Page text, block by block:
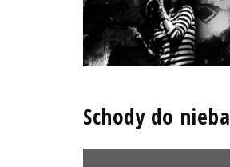
Schody do nieba